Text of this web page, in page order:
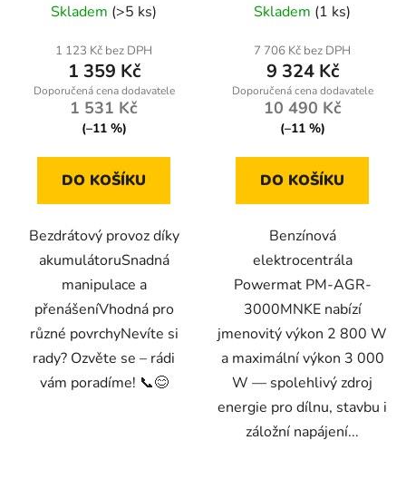
Skladem (>5 ks)
1 123 Kč bez DPH
1 359 Kč
1 531 Kč
(–11 %)
DO KOŠÍKU
Bezdrátový provoz díky
akumulátoruSnadná
manipulace a
přenášeníVhodná pro
různé povrchyNevíte si
rady? Ozvěte se – rádi
vám poradíme! 📞😊
Skladem (1 ks)
7 706 Kč bez DPH
9 324 Kč
10 490 Kč
(–11 %)
DO KOŠÍKU
Benzínová
elektrocentrála
Powermat PM-AGR-
3000MNKE nabízí
jmenovitý výkon 2 800 W
a maximální výkon 3 000
W — spolehlivý zdroj
energie pro dílnu, stavbu i
záložní napájení...